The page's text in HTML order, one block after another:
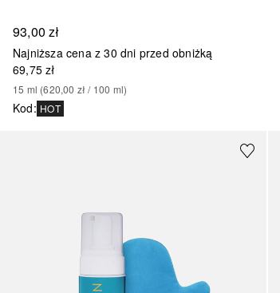
93,00 zł
Najniższa cena z 30 dni przed obniżką
69,75 zł
15 ml (620,00 zł / 100 ml)
Kod: HOT